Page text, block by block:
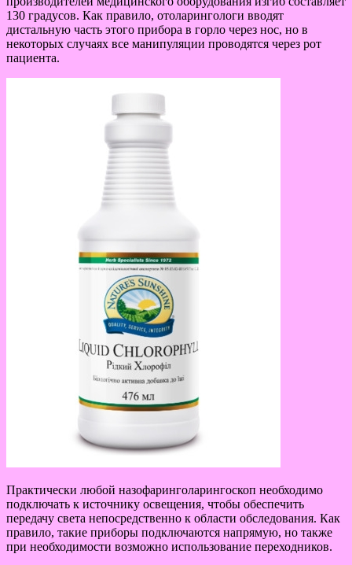
130 градусов. Как правило, отоларингологи вводят
дистальную часть этого прибора в горло через нос, но в
некоторых случаях все манипуляции проводятся через рот
пациента.
Практически любой назофаринголарингоскоп необходимо
подключать к источнику освещения, чтобы обеспечить
передачу света непосредственно к области обследования. Как
правило, такие приборы подключаются напрямую, но также
при необходимости возможно использование переходников.